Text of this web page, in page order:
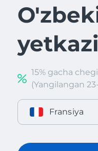
15% gacha
(Yangilangan
Fransiya